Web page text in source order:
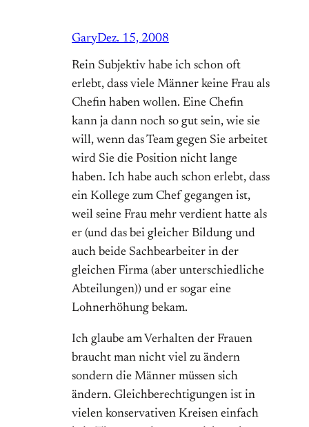
GaryDez. 15, 2008
Rein Subjektiv habe ich schon oft
erlebt, dass viele Männer keine Frau als
Chefin haben wollen. Eine Chefin
kann ja dann noch so gut sein, wie sie
will, wenn das Team gegen Sie arbeitet
wird Sie die Position nicht lange
haben. Ich habe auch schon erlebt, dass
ein Kollege zum Chef gegangen ist,
weil seine Frau mehr verdient hatte als
er (und das bei gleicher Bildung und
auch beide Sachbearbeiter in der
gleichen Firma (aber unterschiedliche
Abteilungen)) und er sogar eine
Lohnerhöhung bekam.
Ich glaube am Verhalten der Frauen
braucht man nicht viel zu ändern
sondern die Männer müssen sich
ändern. Gleichberechtigungen ist in
vielen konservativen Kreisen einfach